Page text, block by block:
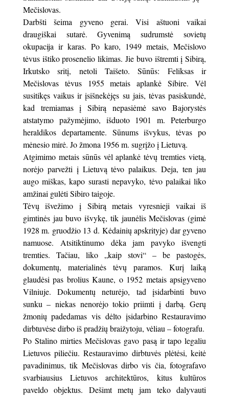
Mečislovas.
Darbšti šeima gyveno gerai. Visi aštuoni vaikai
draugiškai sutarė. Gyvenimą sudrumstė sovietų
okupacija ir karas. Po karo, 1949 metais, Mečislovo
tėvus ištiko prosenelio likimas. Jie buvo ištremti į Sibirą,
Irkutsko sritį, netoli Taišeto. Sūnūs: Feliksas ir
Mečislovas tėvus 1955 metais aplankė Sibire. Vėl
susitikęs vaikus ir įsišnekėjęs su jais, tėvas pasiskundė,
kad tremiamas į Sibirą nepasiėmė savo Bajorystės
atstatymo pažymėjimo, išduoto 1901 m. Peterburgo
heraldikos departamente. Sūnums išvykus, tėvas po
mėnesio mirė. Jo žmona 1956 m. sugrįžo į Lietuvą.
Atgimimo metais sūnūs vėl aplankė tėvų tremties vietą,
norėjo parvežti į Lietuvą tėvo palaikus. Deja, ten jau
augo miškas, kapo surasti nepavyko, tėvo palaikai liko
amžinai gulėti Sibiro taigoje.
Tėvų išvežimo į Sibirą metais vyresnieji vaikai iš
gimtinės jau buvo išvykę, tik jaunėlis Mečislovas (gimė
1928 m. gruodžio 13 d. Kėdainių apskrityje) dar gyveno
namuose. Atsitiktinumo dėka jam pavyko išvengti
tremties. Tačiau, liko „kaip stovi“ – be pastogės,
dokumentų, materialinės tėvų paramos. Kurį laiką
glaudėsi pas brolius Kaune, o 1952 metais apsigyveno
Vilniuje. Dokumentų neturėjo, tad įsidarbinti buvo
sunku – niekas nenorėjo tokio priimti į darbą. Gerų
žmonių padedamas vis dėlto įsidarbino Restauravimo
dirbtuvėse dirbo iš pradžių braižytoju, vėliau – fotografu.
Po Stalino mirties Mečislovas gavo pasą ir tapo legaliu
Lietuvos piliečiu. Restauravimo dirbtuvės plėtėsi, keitė
pavadinimus, tik Mečislovas dirbo vis čia, fotografavo
svarbiausius Lietuvos architektūros, kitus kultūros
paveldo objektus. Dešimt metų jam teko dalyvauti